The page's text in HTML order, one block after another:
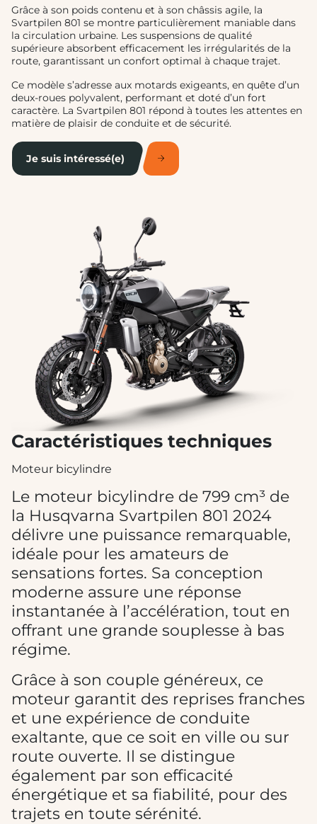
Grâce à son poids contenu et à son châssis agile, la
Svartpilen 801 se montre particulièrement maniable dans
la circulation urbaine. Les suspensions de qualité
supérieure absorbent efficacement les irrégularités de la
route, garantissant un confort optimal à chaque trajet.
Ce modèle s’adresse aux motards exigeants, en quête d’un
deux-roues polyvalent, performant et doté d’un fort
caractère. La Svartpilen 801 répond à toutes les attentes en
matière de plaisir de conduite et de sécurité.
Je suis intéressé(e)
Caractéristiques techniques
Moteur bicylindre
Le moteur bicylindre de 799 cm³ de
la Husqvarna Svartpilen 801 2024
délivre une puissance remarquable,
idéale pour les amateurs de
sensations fortes. Sa conception
moderne assure une réponse
instantanée à l’accélération, tout en
offrant une grande souplesse à bas
régime.
Grâce à son couple généreux, ce
moteur garantit des reprises franches
et une expérience de conduite
exaltante, que ce soit en ville ou sur
route ouverte. Il se distingue
également par son efficacité
énergétique et sa fiabilité, pour des
trajets en toute sérénité.